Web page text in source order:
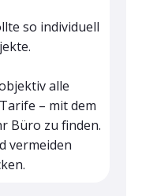
so individuell
alle
– mit dem
Büro zu finden.
vermeiden